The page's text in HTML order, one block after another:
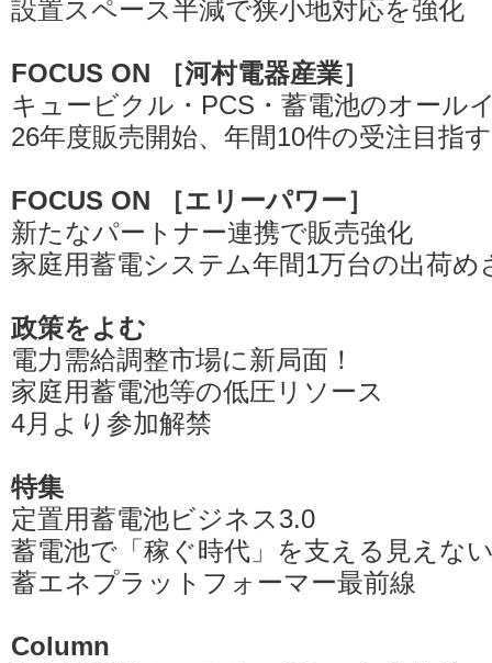
設置スペース半減で狭小地対応を強化
FOCUS ON ［河村電器産業］
キュービクル・PCS・蓄電池のオール
26年度販売開始、年間10件の受注目指す
FOCUS ON ［エリーパワー］
新たなパートナー連携で販売強化
家庭用蓄電システム年間1万台の出荷め
政策をよむ
電力需給調整市場に新局面！
家庭用蓄電池等の低圧リソース
4月より参加解禁
特集
定置用蓄電池ビジネス3.0
蓄電池で「稼ぐ時代」を支える見えな
蓄エネプラットフォーマー最前線
Column